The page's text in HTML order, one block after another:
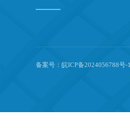
备案号： 皖ICP备2024056788号-1